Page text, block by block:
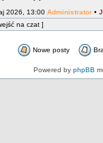
2026, 13:00 Administrator •
na czat ]
Nowe posty
Powered by phpBB